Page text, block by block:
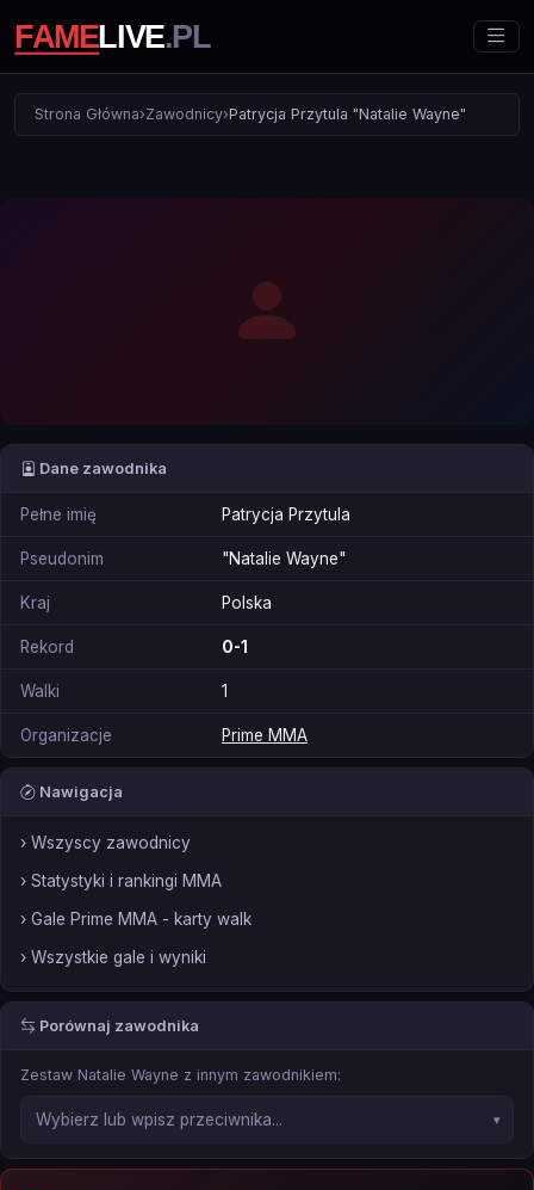
Strona Główna›Zawodnicy›Patrycja Przytula "Natalie Wayne"
Dane zawodnika
Pełne imię Patrycja Przytula
Pseudonim "Natalie Wayne"
Kraj Polska
Rekord 0-1
Walki 1
Organizacje Prime MMA
Nawigacja
› Wszyscy zawodnicy
› Statystyki i rankingi MMA
› Gale Prime MMA - karty walk
› Wszystkie gale i wyniki
Porównaj zawodnika
Zestaw Natalie Wayne z innym zawodnikiem: